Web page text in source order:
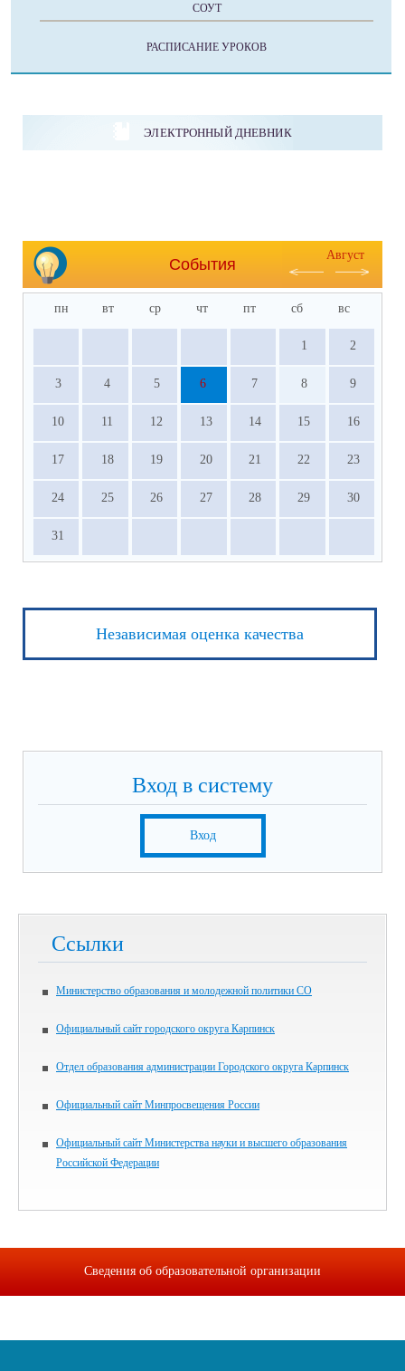
СОУТ
РАСПИСАНИЕ УРОКОВ
ЭЛЕКТРОННЫЙ ДНЕВНИК
События
Август
пн вт ср чт пт сб вс
1 2
3 4 5 6 7 8 9
10 11 12 13 14 15 16
17 18 19 20 21 22 23
24 25 26 27 28 29 30
31
Независимая оценка качества
Вход в систему
Вход
Ссылки
Министерство образования и молодежной политики СО
Официальный сайт городского округа Карпинск
Отдел образования администрации Городского округа Карпинск
Официальный сайт Минпросвещения России
Официальный сайт Министерства науки и высшего образования
Российской Федерации
Сведения об образовательной организации